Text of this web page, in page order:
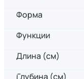
Форма
Функции
Длина (см)
Глубина (см)